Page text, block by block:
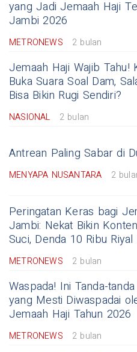
yang Jadi Jemaah Haji
Jambi 2026
METRONEWS 2 bulan
Jemaah Haji Wajib Tahu!
Buka Suara Soal Dam,
Bisa Bikin Rugi Sendiri?
NASIONAL 2 bulan
Antrean Paling Sabar di
MENYAPA NUSANTARA 2
Peringatan Keras bagi
Jambi: Nekat Bikin
Suci, Denda 10 Ribu
METRONEWS 2 bulan
Waspada! Ini Tanda-
yang Mesti Diwaspadai
Jemaah Haji Tahun 2026
METRONEWS 2 bulan